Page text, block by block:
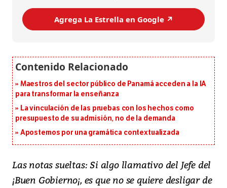
Agrega La Estrella en Google ↗️
Maestros del sector público de Panamá acceden a la IA
para transformar la enseñanza
La vinculación de las pruebas con los hechos como
presupuesto de su admisión, no de la demanda
Apostemos por una gramática contextualizada
Las notas sueltas: Si algo llamativo del Jefe del
¡Buen Gobierno¡, es que no se quiere desligar de